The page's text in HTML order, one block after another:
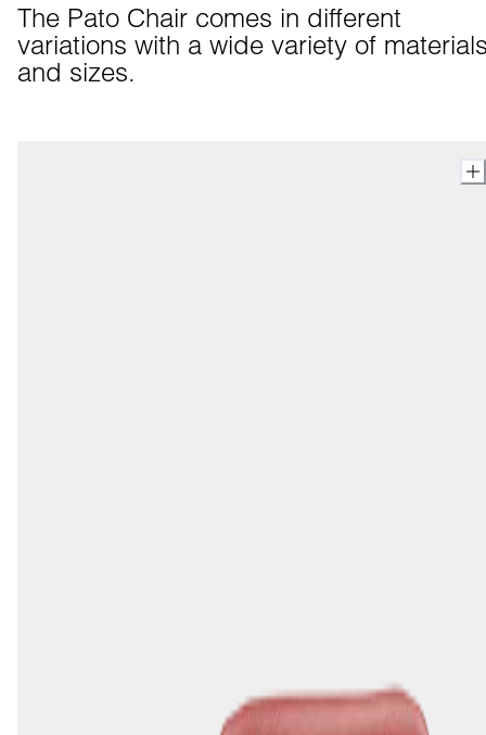
The Pato Chair comes in different
variations with a wide variety of
and sizes.